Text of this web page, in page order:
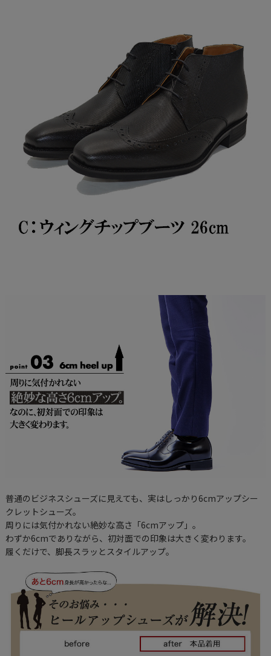
普通のビジネスシューズに見えても、実はしっかり6cmアップシー
クレットシューズ。
周りには気付かれない絶妙な高さ「6cmアップ」。
わずか6cmでありながら、初対面での印象は大きく変わります。
履くだけで、脚長スラッとスタイルアップ。